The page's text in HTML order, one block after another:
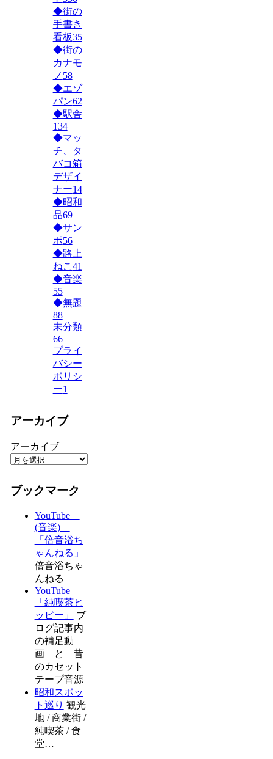
◆街の
手書き
看板35
◆街の
カナモ
ノ 58
◆エゾ
パン62
◆駅舎
134
◆マッ
チ、タ
バコ箱
デザイ
ナー14
◆昭和
品69
◆サン
ポ56
◆路上
ねこ 41
◆音楽
55
◆無題
88
未分類
66
プライ
バシー
ポリシ
ー1
アーカイブ
アーカイブ
ブックマーク
YouTube
(音楽)
「倍音浴ち
ゃんねる」
倍音浴ちゃ
んねる
YouTube
「純喫茶ヒ
ッピー」
ブ
ログ記事内
の補足動
画 と 昔
のカセット
テープ音源
昭和スポッ
ト巡り 観光
地 / 商業街 /
純喫茶 / 食
堂…